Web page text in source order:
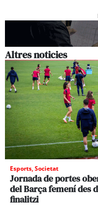
Altres noticies
Esports,Societat
Jornada de portes
del Barça femení des
finalitzi